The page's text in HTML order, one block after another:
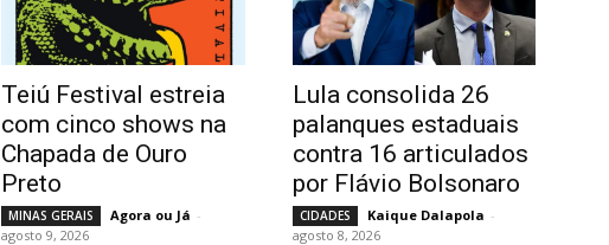
Teiú Festival estreia
com cinco shows na
Chapada de Ouro
Preto
MINAS GERAIS Agora ou Já -
agosto 9, 2026
Lula consolida 26
palanques estaduais
contra 16 articulados
por Flávio Bolsonaro
CIDADES Kaique Dalapola -
agosto 8, 2026